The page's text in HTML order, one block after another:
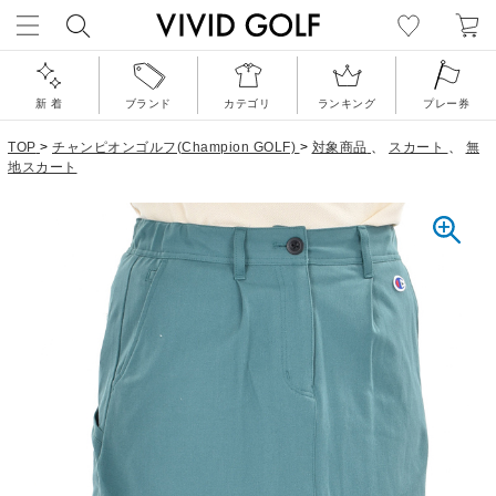
新 着 ブランド カテゴリ ランキング プレー券
TOP > チャンピオンゴルフ(Champion GOLF) > 対象商品 、 スカート 、 無
地スカート